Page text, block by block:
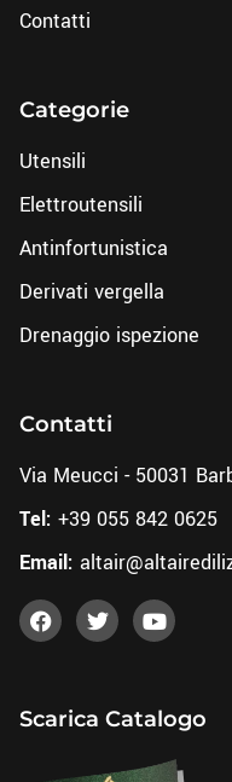
Contatti
Categorie
Utensili
Elettroutensili
Antinfortunistica
Derivati vergella
Drenaggio ispezione
Contatti
Via Meucci - 50031
Tel: +39 055 842 0625
Email:
Scarica Catalogo